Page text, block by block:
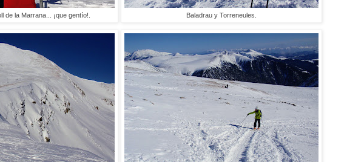
de la Marrana... ¡que gentío!. Baladrau y Torreneules.